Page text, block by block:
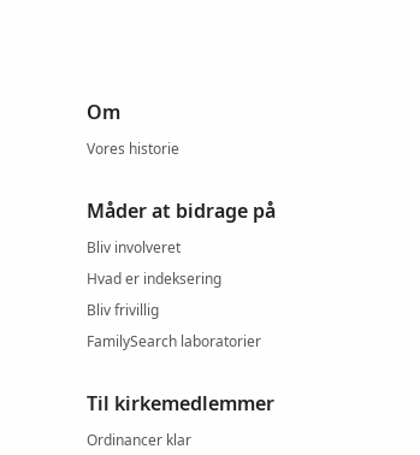
Om
Vores historie
Måder at bidrage på
Bliv involveret
Hvad er indeksering
Bliv frivillig
FamilySearch laboratorier
Til kirkemedlemmer
Ordinancer klar